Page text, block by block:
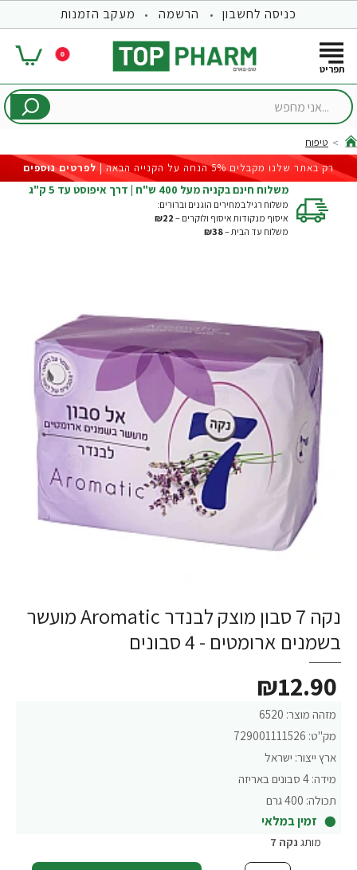
כניסה לחשבון הרשמה מעקב הזמנות
0
...אני
home
טיפוח
רק באתר שלנו מקבלים 5% הנחה על הקנייה הבאה |
לפרטים נוספים
משלוח חינם בקניה מעל 400 ש"ח | דרך איפוסט עד 5 ק"ג
משלוח רגיל במחירים הוגנים וברורים:
איסוף מנקודות איסוף ולוקרים – ₪22
משלוח עד הבית –₪38
נקה 7 סבון מוצק לבנדר Aromatic מועשר
בשמנים ארומטים - 4 סבונים
מזהה מוצר: 6520
מק"ט: 729001111526
ארץ ייצור: ישראל
מידה: 4 סבונים באריזה
תכולה: 400 גרם
זמין במלאי
₪12.90
מותג נקה 7